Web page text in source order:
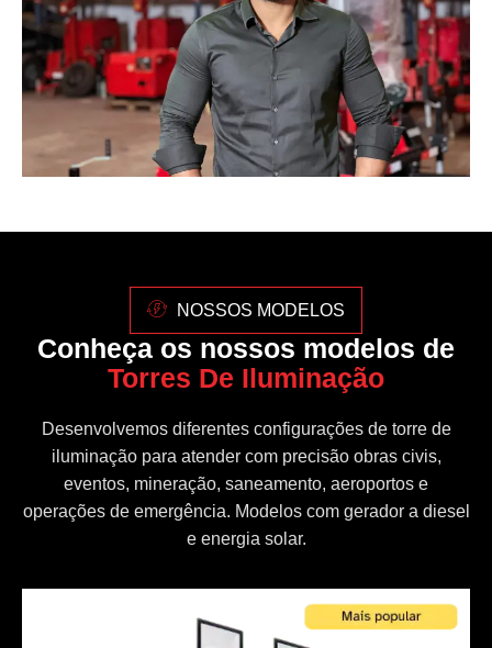
NOSSOS MODELOS
Conheça os nossos modelos de
Torres De Iluminação
Desenvolvemos diferentes configurações de torre de
iluminação para atender com precisão obras civis,
eventos, mineração, saneamento, aeroportos e
operações de emergência. Modelos com gerador a diesel
e energia solar.